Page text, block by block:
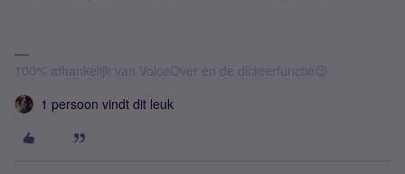
100% afhankelijk van VoiceOver en de dicteerfunctie😉
1 persoon vindt dit leuk